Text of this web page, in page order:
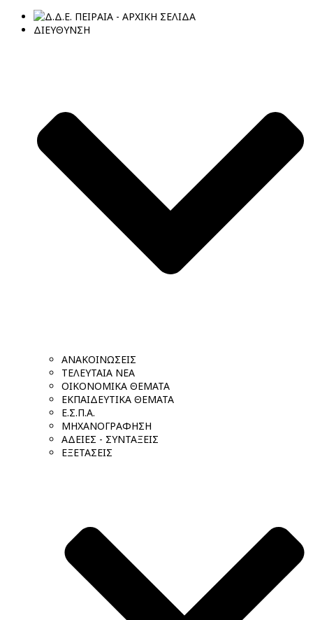
ΔΙΕΥΘΥΝΣΗ
ΑΝΑΚΟΙΝΩΣΕΙΣ
ΤΕΛΕΥΤΑΙΑ ΝΕΑ
ΟΙΚΟΝΟΜΙΚΑ ΘΕΜΑΤΑ
ΕΚΠΑΙΔΕΥΤΙΚΑ ΘΕΜΑΤΑ
Ε.Σ.Π.Α.
ΜΗΧΑΝΟΓΡΑΦΗΣΗ
ΑΔΕΙΕΣ - ΣΥΝΤΑΞΕΙΣ
ΕΞΕΤΑΣΕΙΣ